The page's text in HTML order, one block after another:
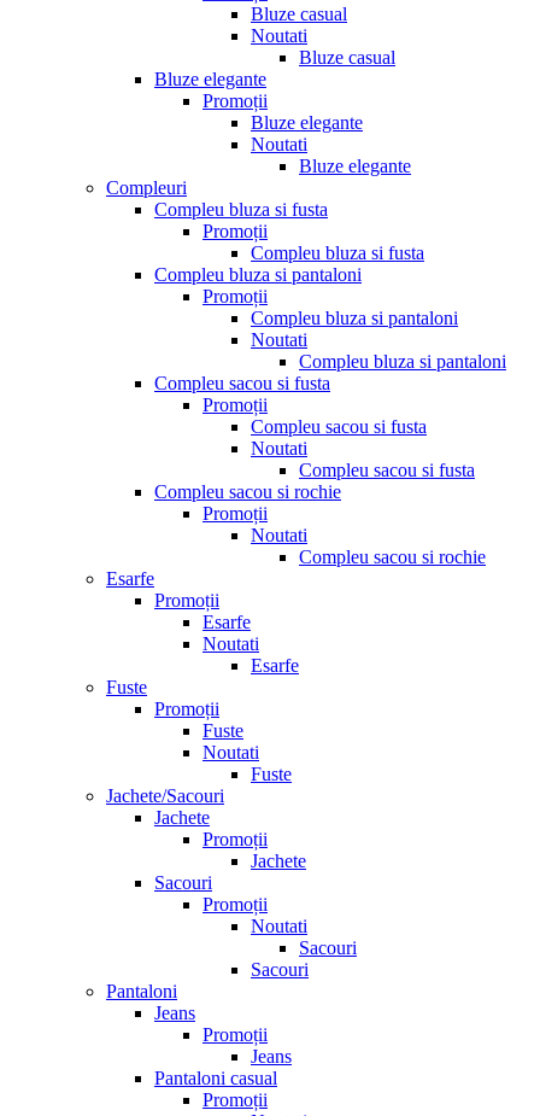
Bluze casual
Noutati
Bluze casual
Bluze elegante
Promoții
Bluze elegante
Noutati
Bluze elegante
Compleuri
Compleu bluza si fusta
Promoții
Compleu bluza si fusta
Compleu bluza si pantaloni
Promoții
Compleu bluza si pantaloni
Noutati
Compleu bluza si pantaloni
Compleu sacou si fusta
Promoții
Compleu sacou si fusta
Noutati
Compleu sacou si fusta
Compleu sacou si rochie
Promoții
Noutati
Compleu sacou si rochie
Esarfe
Promoții
Esarfe
Noutati
Esarfe
Fuste
Promoții
Fuste
Noutati
Fuste
Jachete/Sacouri
Jachete
Promoții
Jachete
Sacouri
Promoții
Noutati
Sacouri
Sacouri
Pantaloni
Jeans
Promoții
Jeans
Pantaloni casual
Promoții